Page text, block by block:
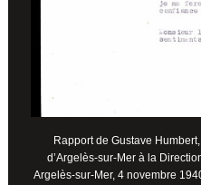
Rapport de Gustave
d’Argelès-sur-Mer à la
Argelès-sur-Mer, 4 novembre